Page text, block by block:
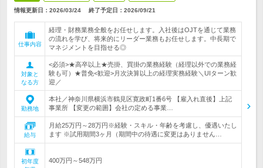
情報更新日：2026/03/24 終了予定日： 2026/09/21
仕事内容
経理・財務業務全般をお任せします。入社後はOJTを通じて業務
の流れを学び、将来的にリーダー業務もお任せします。中長期で
マネジメントを目指せる◎
対象と
なる方
<必須>★高卒以上★売掛、買掛の業務経験（経理以外での業務経
験も可）★普免<歓迎>月次決算以上の経理実務経験＼UIターン歓
迎／
勤務地
本社／神奈川県横浜市鶴見区寛政町1番6号 【雇入れ直後】上記
事業所 【変更の範囲】会社の定める事業…
給与
月給25万円～28万円※経験・スキル・年齢を考慮し、優遇いたし
ます ※試用期間3ヶ月（期間中の待遇に変更はありません…
初年度
400万円～548万円